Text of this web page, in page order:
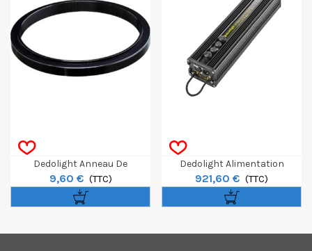
Dedolight Anneau De
Protection Contre La Lumière -
LED 40W
9,60 € (TTC)
Dedolight Alimentation
Secteur DMX Pour DLED 10-BI
921,60 € (TTC)